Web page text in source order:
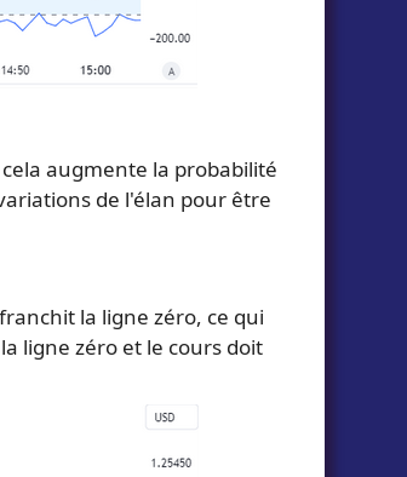
augmente la probabilité
de l'élan pour être
la ligne zéro, ce qui
ligne zéro et le cours doit